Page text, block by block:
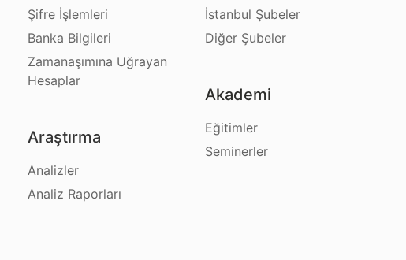
Şifre İşlemleri
Banka Bilgileri
Zamanaşımına Uğrayan
Hesaplar
Araştırma
Analizler
Analiz Raporları
İstanbul Şubeler
Diğer Şubeler
Akademi
Eğitimler
Seminerler